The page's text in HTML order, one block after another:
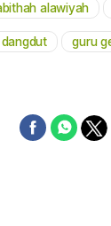
alawiyah
dangdut guru